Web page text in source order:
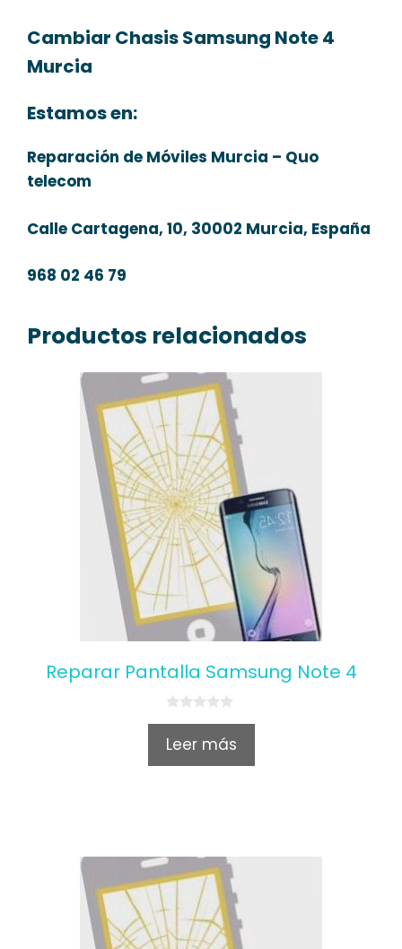
Cambiar Chasis Samsung Note 4
Murcia
Estamos en:
Reparación de Móviles Murcia – Quo
telecom
Calle Cartagena, 10, 30002 Murcia, España
968 02 46 79
Productos relacionados
Reparar Pantalla Samsung Note 4
0
u
Leer más